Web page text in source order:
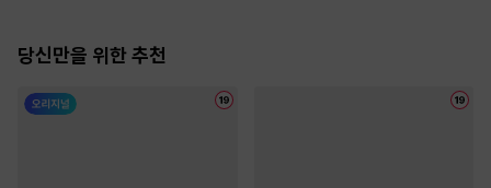
는다 [단행본]
(웃음) [단행본]
당신만을 위한 추천